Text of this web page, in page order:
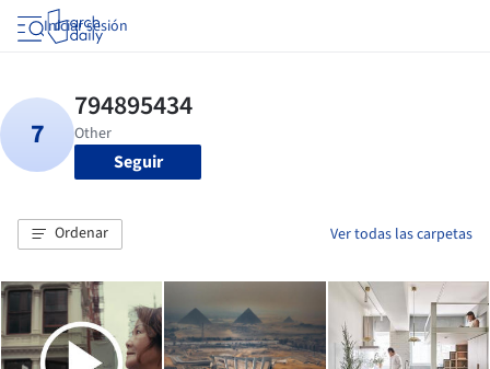
Iniciar sesión
Seguir
Ordenar Ver todas las carpetas